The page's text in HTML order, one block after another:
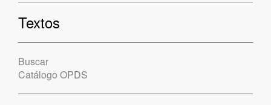
Textos
Buscar
Catálogo OPDS